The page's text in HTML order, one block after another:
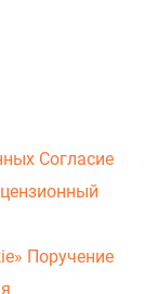
Согласие
Поручение